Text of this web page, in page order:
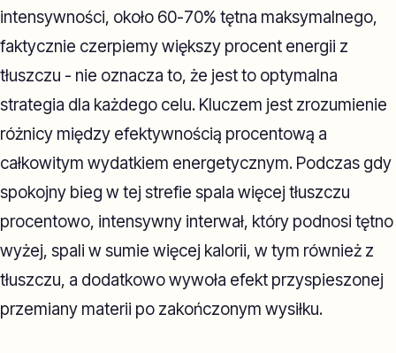
intensywności, około 60-70% tętna maksymalnego,
faktycznie czerpiemy większy procent energii z
tłuszczu - nie oznacza to, że jest to optymalna
strategia dla każdego celu. Kluczem jest zrozumienie
różnicy między efektywnością procentową a
całkowitym wydatkiem energetycznym. Podczas gdy
spokojny bieg w tej strefie spala więcej tłuszczu
procentowo, intensywny interwał, który podnosi tętno
wyżej, spali w sumie więcej kalorii, w tym również z
tłuszczu, a dodatkowo wywoła efekt przyspieszonej
przemiany materii po zakończonym wysiłku.